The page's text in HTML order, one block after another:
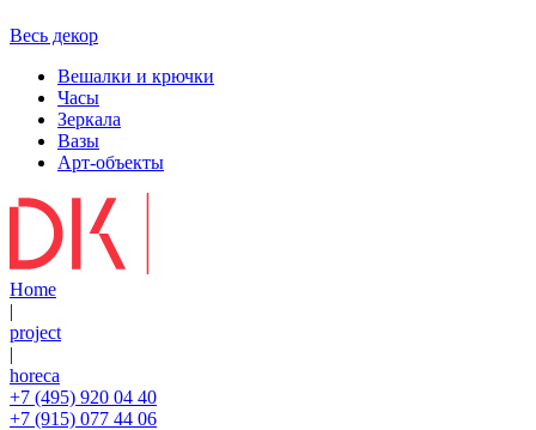
Весь декор
Вешалки и крючки
Часы
Зеркала
Вазы
Арт-объекты
Home
|
project
|
horeca
+7 (495) 920 04 40
+7 (915) 077 44 06